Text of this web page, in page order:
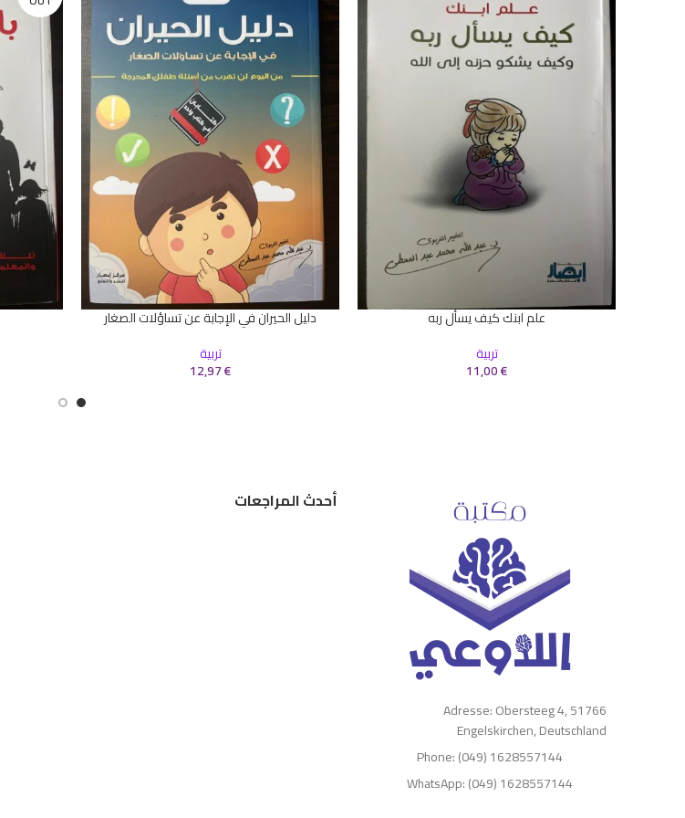
إضافة إلى السلةعلم ابنك كيف يسأل ربه
تربية
11,00€
إضافة إلى السلة
دليل الحيران في الإجابة عن تساؤلات الصغار
تربية
12,97€
Adresse: Obersteeg 4, 51766
Engelskirchen, Deutschland
Phone: (049) 1628557144
WhatsApp: (049) 1628557144
أحدث المراجعات